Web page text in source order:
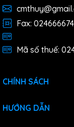
Fax:
Mã số thuế:
CHÍNH SÁCH
HƯỚNG DẪN